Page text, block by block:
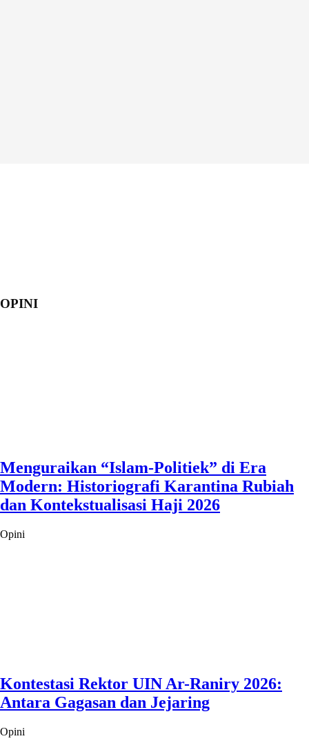
OPINI
Menguraikan “Islam-Politiek” di Era
Modern: Historiografi Karantina Rubiah
dan Kontekstualisasi Haji 2026
Opini
Kontestasi Rektor UIN Ar-Raniry 2026:
Antara Gagasan dan Jejaring
Opini